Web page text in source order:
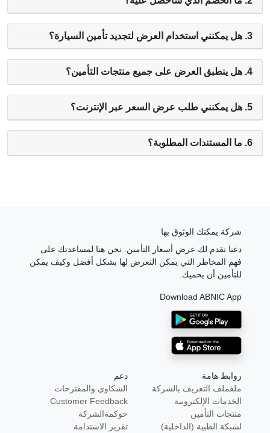
3. هل يمكنني استخدام العرض لتجديد تأمين السيارة؟
4. هل ينطبق العرض على جميع منتجات التأمين؟
5. هل يمكنني طلب عرض السعر عبر الإنترنت؟
6. ما المستندات المطلوبة؟
شركة يمكنك الوثوق بها
دعنا نقدم لك عرض أسعار التأمين. نحن هنا لمساعدتك على
فهم المخاطر التي يمكن التعرض لها بشكل أفضل وكيف يمكن
للتأمين أن يحميك.
Download ABNIC App
روابط هامة
ملفملف التعريف بالشركة
الخدمات الإلكترونية
منتجات التأمين
لشبكة الطبية (الداخلية)
دعم
الشكاوى والمقترحات
Customer Feedback
حوكمةالشركة
تقرير الاستدامة